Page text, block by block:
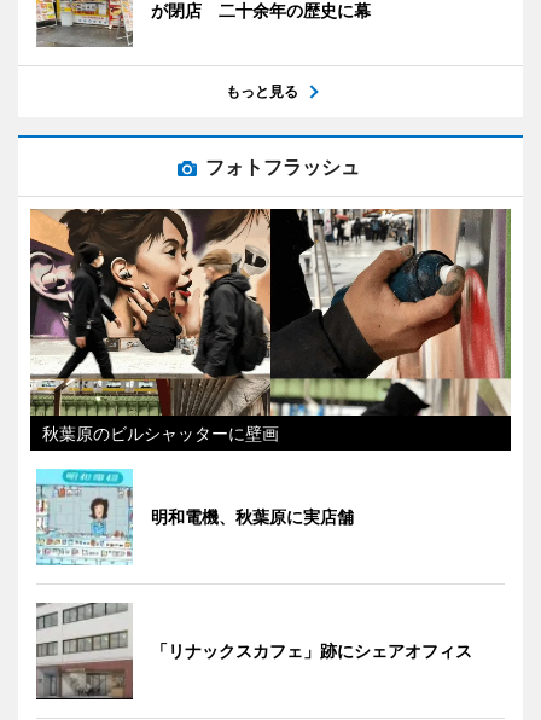
が閉店 二十余年の歴史に幕
もっと見る
フォトフラッシュ
秋葉原のビルシャッターに壁画
明和電機、秋葉原に実店舗
「リナックスカフェ」跡にシェアオフィス